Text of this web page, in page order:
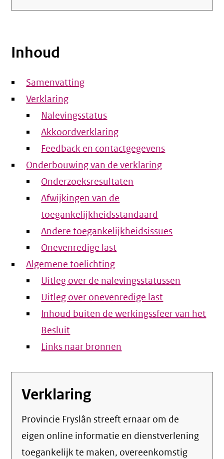
Inhoud
Samenvatting
Verklaring
Nalevingsstatus
Akkoordverklaring
Feedback en contactgegevens
Onderbouwing van de verklaring
Onderzoeksresultaten
Afwijkingen van de
toegankelijkheidsstandaard
Andere toegankelijkheidsissues
Onevenredige last
Algemene toelichting
Uitleg over de nalevingsstatussen
Uitleg over onevenredige last
Inhoud buiten de werkingssfeer van het
Besluit
Links naar bronnen
Verklaring
Provincie Fryslân streeft ernaar om de
eigen online informatie en dienstverlening
toegankelijk te maken, overeenkomstig